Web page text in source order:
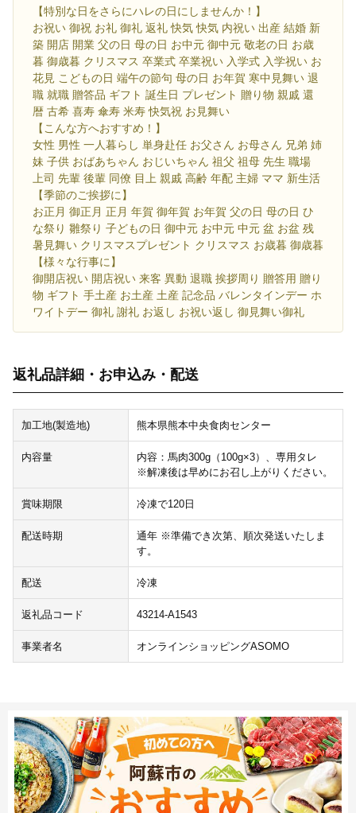
【特別な日をさらにハレの日にしませんか！】
お祝い 御祝 お礼 御礼 返礼 快気 快気 内祝い 出産 結婚 新
築 開店 開業 父の日 母の日 お中元 御中元 敬老の日 お歳
暮 御歳暮 クリスマス 卒業式 卒業祝い 入学式 入学祝い お
花見 こどもの日 端午の節句 母の日 お年賀 寒中見舞い 退
職 就職 贈答品 ギフト 誕生日 プレゼント 贈り物 親戚 還
暦 古希 喜寿 傘寿 米寿 快気祝 お見舞い
【こんな方へおすすめ！】
女性 男性 一人暮らし 単身赴任 お父さん お母さん 兄弟 姉
妹 子供 おばあちゃん おじいちゃん 祖父 祖母 先生 職場
上司 先輩 後輩 同僚 目上 親戚 高齢 年配 主婦 ママ 新生活
【季節のご挨拶に】
お正月 御正月 正月 年賀 御年賀 お年賀 父の日 母の日 ひ
な祭り 雛祭り 子どもの日 御中元 お中元 中元 盆 お盆 残
暑見舞い クリスマスプレゼント クリスマス お歳暮 御歳暮
【様々な行事に】
御開店祝い 開店祝い 来客 異動 退職 挨拶周り 贈答用 贈り
物 ギフト 手土産 お土産 土産 記念品 バレンタインデー ホ
ワイトデー 御礼 謝礼 お返し お祝い返し 御見舞い御礼
返礼品詳細・お申込み・配送
加工地(製造地) 熊本県熊本中央食肉センター
内容量
内容：馬肉300g（100g×3）、専用タレ
※解凍後は早めにお召し上がりください。
賞味期限 冷凍で120日
配送時期
通年 ※準備でき次第、順次発送いたしま
す。
配送 冷凍
返礼品コード 43214-A1543
事業者名 オンラインショッピングASOMO